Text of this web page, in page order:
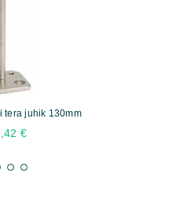
tera juhik 130mm
€